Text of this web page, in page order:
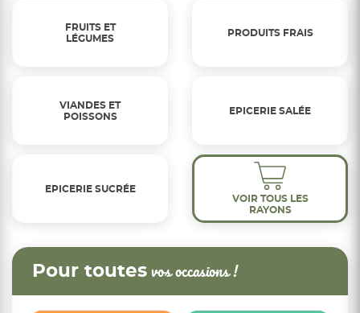
FRUITS ET
LÉGUMES
PRODUITS FRAIS
VIANDES ET
POISSONS
EPICERIE SALÉE
EPICERIE SUCRÉE
VOIR TOUS LES
RAYONS
Pour toutes vos occasions !